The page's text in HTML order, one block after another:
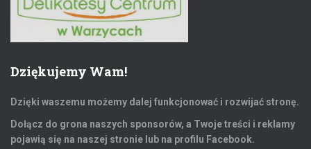
Dziękujemy Wam!
Dzięki waszemu możemy dalej funkcjonować i rozwijać stronę.
Dołącz do grona naszych sponsorów, a Twoje treści i reklamy
pojawią się na naszej stronie lub na profilu Facebook.